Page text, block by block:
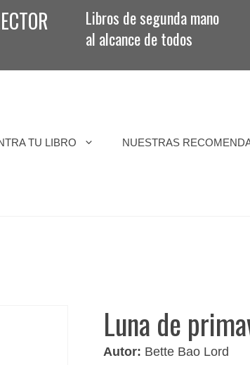
Libros de segunda mano
al alcance de todos
TU LIBRO NUESTRAS
Luna de
Autor: Bette Bao Lord